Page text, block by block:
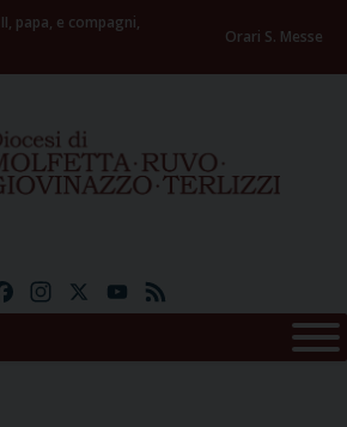
papa, e compagni,
Orari S. Messe
FacebookInstagramYouTube